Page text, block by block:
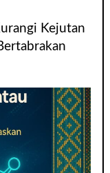
Kejutan